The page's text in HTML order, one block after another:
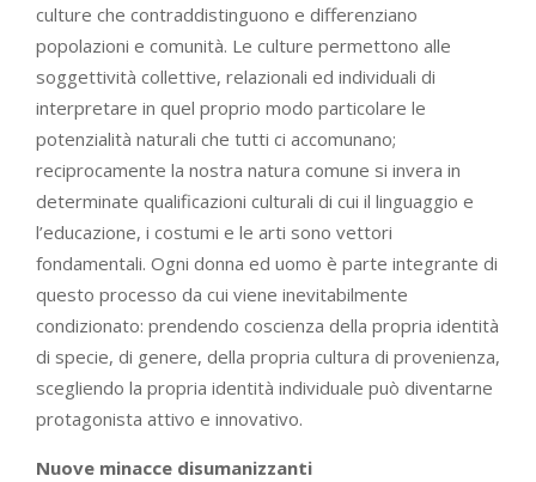
culture che contraddistinguono e differenziano
popolazioni e comunità. Le culture permettono alle
soggettività collettive, relazionali ed individuali di
interpretare in quel proprio modo particolare le
potenzialità naturali che tutti ci accomunano;
reciprocamente la nostra natura comune si invera in
determinate qualificazioni culturali di cui il linguaggio e
l’educazione, i costumi e le arti sono vettori
fondamentali. Ogni donna ed uomo è parte integrante di
questo processo da cui viene inevitabilmente
condizionato: prendendo coscienza della propria identità
di specie, di genere, della propria cultura di provenienza,
scegliendo la propria identità individuale può diventarne
protagonista attivo e innovativo.
Nuove minacce disumanizzanti